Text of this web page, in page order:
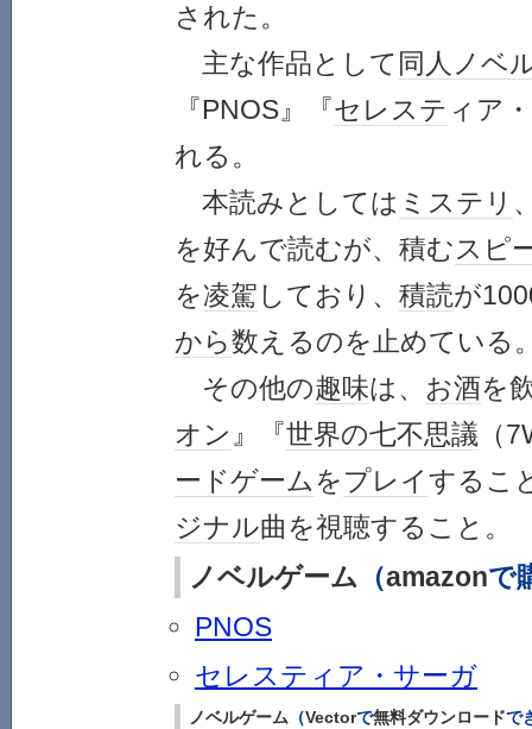
された。
主な作品として 同人 ノベ
『PNOS』『セレステ ィア・
れる。
本読みとしては ミステリ
を好んで読むが、積むスピ
を凌駕 しており、 積読が
から数えるのを止めている
その他の趣味は、 お酒を
オン』『世界の七不思議 （
ードゲームをプレイするこ
ジナル曲を視聴すること。
ノベルゲーム （amazonで
PNOS
セレスティア・サーガ
ノベルゲーム （Vectorで無料ダウンロードで